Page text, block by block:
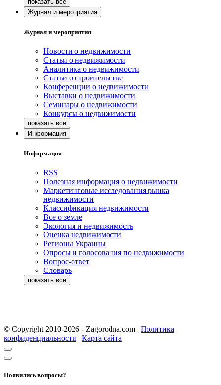
Журнал и мероприятия
Журнал и мероприятия
Новости о недвижимости
Статьи о недвижимости
Аналитика о недвижимости
Статьи о строительстве
Конференции о недвижимости
Выставки о недвижимости
Семинары о недвижимости
Конкурсы о недвижимости
Информация
Информация
RSS
Полезная информация о недвижимости
Маркетинговые исследования рынка
недвижимости
Классификация недвижимости
Все о земле
Экология и недвижимость
Оценка недвижимости
Регионы Украины
Опросы и голосования по недвижимости
Вопрос-ответ
Словарь
© Copyright 2010-2026 - Zagorodna.com | Политика
конфиденциальности | Карта сайта
Появились вопросы?